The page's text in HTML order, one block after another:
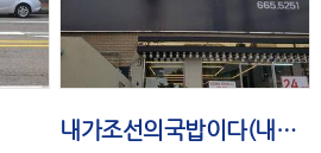
내가조선의국밥이다(내조국 관문점)